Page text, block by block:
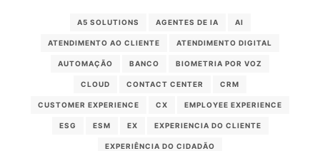
A5 SOLUTIONS AGENTES DE IA AI
ATENDIMENTO AO CLIENTE ATENDIMENTO DIGITAL
AUTOMAÇÃO BANCO BIOMETRIA POR VOZ
CLOUD CONTACT CENTER CRM
CUSTOMER EXPERIENCE CX EMPLOYEE EXPERIENCE
ESG ESM EX EXPERIENCIA DO CLIENTE
EXPERIÊNCIA DO CIDADÃO